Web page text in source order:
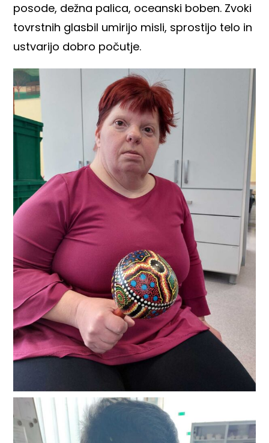
posode, dežna palica, oceanski boben. Zvoki
tovrstnih glasbil umirijo misli, sprostijo telo in
ustvarijo dobro počutje.